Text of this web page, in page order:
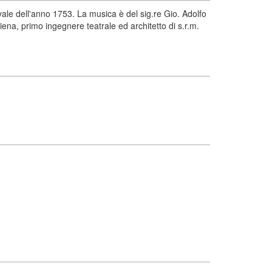
dell'anno 1753. La musica è del sig.re Gio. Adolfo
primo ingegnere teatrale ed architetto di s.r.m.